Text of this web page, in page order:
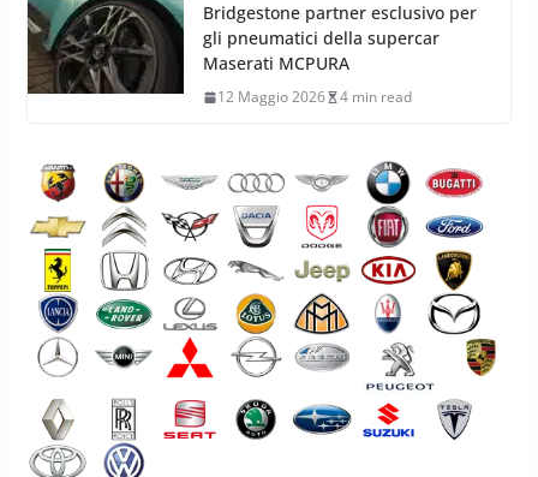
Bridgestone partner esclusivo per
gli pneumatici della supercar
Maserati MCPURA
12 Maggio 2026 4 min read